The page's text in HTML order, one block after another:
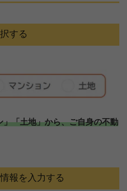
する
」「土地」から、ご自身の不動
報を入力する